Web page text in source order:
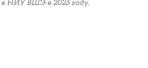
НИУ ВШЭ в 2023 году.